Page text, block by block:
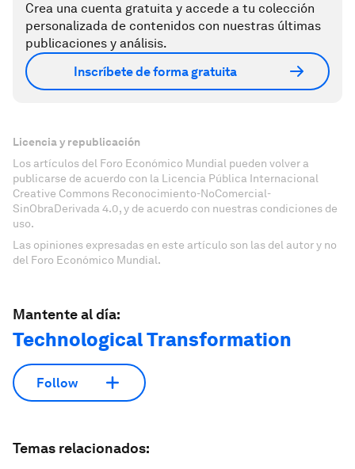
Crea una cuenta gratuita y accede a tu colección
personalizada de contenidos con nuestras últimas
publicaciones y análisis.
Inscríbete de forma gratuita
Licencia y republicación
Los artículos del Foro Económico Mundial pueden volver a
publicarse de acuerdo con la Licencia Pública Internacional
Creative Commons Reconocimiento-NoComercial-
SinObraDerivada 4.0, y de acuerdo con nuestras condiciones de
uso.
Las opiniones expresadas en este artículo son las del autor y no
del Foro Económico Mundial.
Mantente al día:
Technological Transformation
Follow
Temas relacionados: